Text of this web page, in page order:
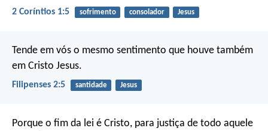
2 Coríntios 1:5 sofrimento consolador Jesus
Tende em vós o mesmo sentimento que houve também
em Cristo Jesus.
Filipenses 2:5 santidade Jesus
Porque o fim da lei é Cristo, para justiça de todo aquele